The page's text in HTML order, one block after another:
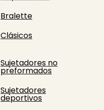
Bralette
Clásicos
Sujetadores no
preformados
Sujetadores
deportivos